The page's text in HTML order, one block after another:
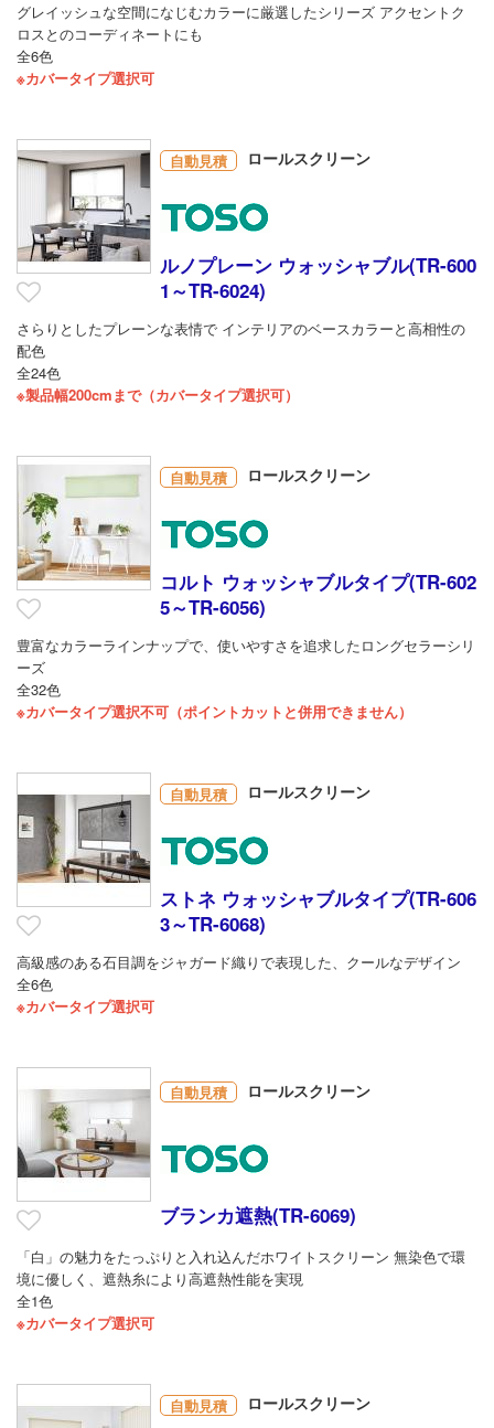
グレイッシュな空間になじむカラーに厳選したシリーズ アクセントク
ロスとのコーディネートにも
全6色
※カバータイプ選択可
自動見積 ロールスクリーン
ルノプレーン ウォッシャブル(TR-600
1～TR-6024)
さらりとしたプレーンな表情で インテリアのベースカラーと高相性の
配色
全24色
※製品幅200cmまで（カバータイプ選択可）
自動見積 ロールスクリーン
コルト ウォッシャブルタイプ(TR-602
5～TR-6056)
豊富なカラーラインナップで、使いやすさを追求したロングセラーシリ
ーズ
全32色
※カバータイプ選択不可（ポイントカットと併用できません）
自動見積 ロールスクリーン
ストネ ウォッシャブルタイプ(TR-606
3～TR-6068)
高級感のある石目調をジャガード織りで表現した、クールなデザイン
全6色
※カバータイプ選択可
自動見積 ロールスクリーン
ブランカ遮熱(TR-6069)
「白」の魅力をたっぷりと入れ込んだホワイトスクリーン 無染色で環
境に優しく、遮熱糸により高遮熱性能を実現
全1色
※カバータイプ選択可
自動見積 ロールスクリーン